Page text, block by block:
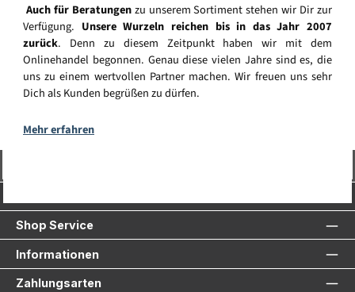
Auch für Beratungenzu unserem Sortiment stehen wir Dir zur
Verfügung. Unsere Wurzeln reichen bis in das Jahr 2007
zurück. Denn zu diesem Zeitpunkt haben wir mit dem
Onlinehandel begonnen. Genau diese vielen Jahre sind es, die
uns zu einem wertvollen Partner machen. Wir freuen uns sehr
Dich als Kunden begrüßen zu dürfen.
Mehr erfahren
Shop Service
Informationen
Zahlungsarten